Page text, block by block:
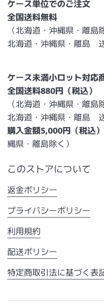
ケース単位でのご注文
全国送料無料
（北海道・沖縄県・離島
北海道・沖縄県・離島
ケース未満小ロット対応
全国送料880円（税込）
（北海道・沖縄県・離島
北海道・沖縄県・離島
購入金額5,000円（税込
縄県・離島除く）
このストアについて
返金ポリシー
プライバシーポリシー
利用規約
配送ポリシー
特定商取引法に基づく表